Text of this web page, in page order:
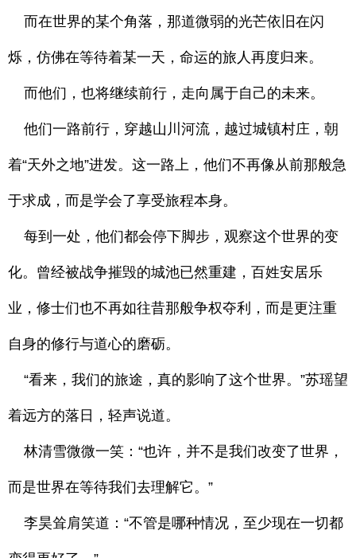
而在世界的某个角落，那道微弱的光芒依旧在闪
烁，仿佛在等待着某一天，命运的旅人再度归来。
而他们，也将继续前行，走向属于自己的未来。
他们一路前行，穿越山川河流，越过城镇村庄，朝
着“天外之地”进发。这一路上，他们不再像从前那般急
于求成，而是学会了享受旅程本身。
每到一处，他们都会停下脚步，观察这个世界的变
化。曾经被战争摧毁的城池已然重建，百姓安居乐
业，修士们也不再如往昔那般争权夺利，而是更注重
自身的修行与道心的磨砺。
“看来，我们的旅途，真的影响了这个世界。”苏瑶望
着远方的落日，轻声说道。
林清雪微微一笑：“也许，并不是我们改变了世界，
而是世界在等待我们去理解它。”
李昊耸肩笑道：“不管是哪种情况，至少现在一切都